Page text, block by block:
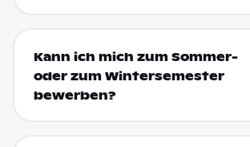
Kann ich mich zum Sommer-
oder zum Wintersemester
bewerben?